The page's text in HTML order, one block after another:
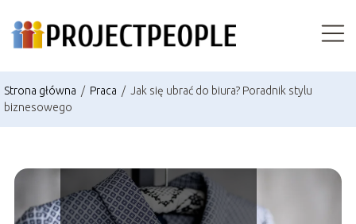
Strona główna / Praca / Jak się ubrać do biura? Poradnik stylu
biznesowego